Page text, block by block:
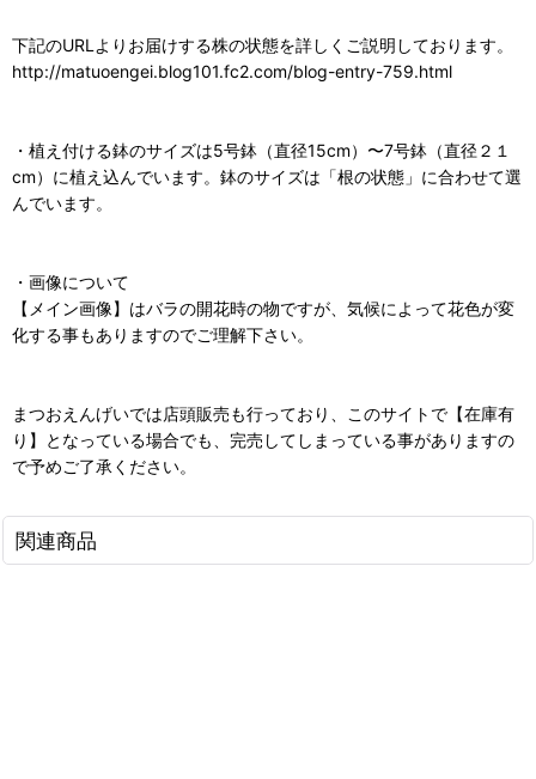
下記のURLよりお届けする株の状態を詳しくご説明しております。
http://matuoengei.blog101.fc2.com/blog-entry-759.html
・植え付ける鉢のサイズは5号鉢（直径15cm）〜7号鉢（直径２１
cm）に植え込んでいます。鉢のサイズは「根の状態」に合わせて選
んでいます。
・画像について
【メイン画像】はバラの開花時の物ですが、気候によって花色が変
化する事もありますのでご理解下さい。
まつおえんげいでは店頭販売も行っており、このサイトで【在庫有
り】となっている場合でも、完売してしまっている事がありますの
で予めご了承ください。
関連商品